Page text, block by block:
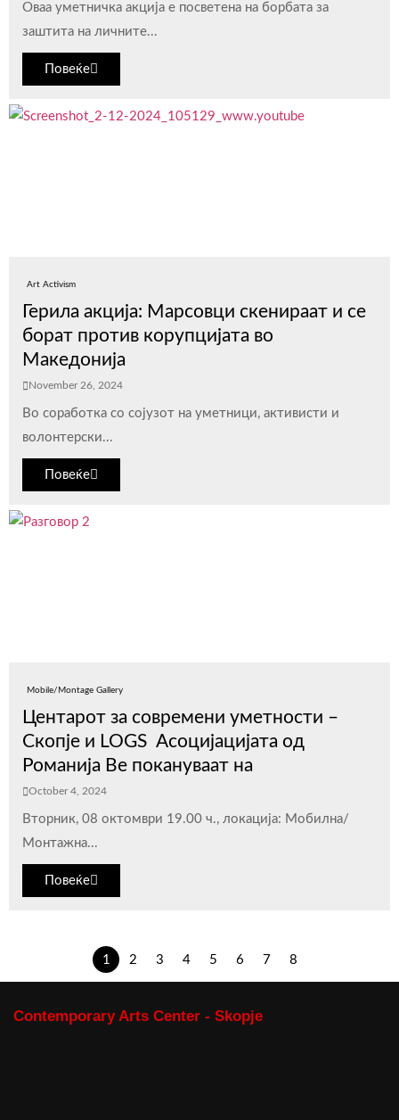
Оваа уметничка акција е посветена на борбата за
заштита на личните...
Повеќе
Art Activism
Герила акција: Марсовци скенираат и се
борат против корупцијата во
Македонија
November 26, 2024
Во соработка со сојузот на уметници, активисти и
волонтерски...
Повеќе
Mobile/Montage Gallery
Центарот за современи уметности –
Скопје и LOGS Асоцијацијата од
Романија Ве покануваат на
October 4, 2024
Вторник, 08 октомври 19.00 ч., локација: Мобилна/
Монтажна...
Повеќе
1 2 3 4 5 6 7 8
Contemporary Arts Center - Skopje